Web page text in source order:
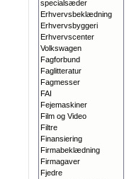
specialsæder
Erhvervsbeklædning
Erhvervsbyggeri
Erhvervscenter
Volkswagen
Fagforbund
Faglitteratur
Fagmesser
FAI
Fejemaskiner
Film og Video
Filtre
Finansiering
Firmabeklædning
Firmagaver
Fjedre